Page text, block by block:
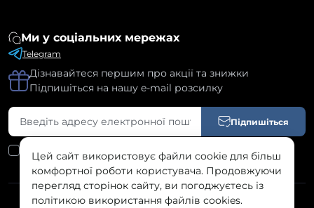
Ми у соціальних мережах
Telegram
Дізнавайтеся першим про акції та знижки
Підпишіться на нашу e-mail розсилку
Підпишіться
Я прочитав і згоден з вимогами
Цей сайт використовує файли cookie для більш
комфортної роботи користувача. Продовжуючи
перегляд сторінок сайту, ви погоджуєтесь із
політикою використання файлів cookies.